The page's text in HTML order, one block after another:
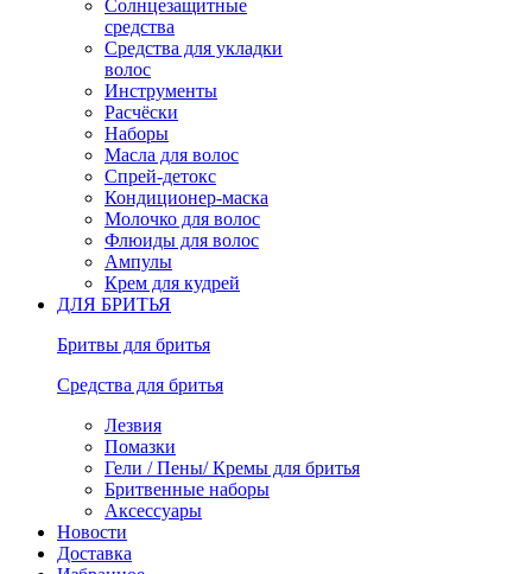
Солнцезащитные
средства
Средства для укладки
волос
Инструменты
Расчёски
Наборы
Масла для волос
Спрей-детокс
Кондиционер-маска
Молочко для волос
Флюиды для волос
Ампулы
Крем для кудрей
ДЛЯ БРИТЬЯ
Бритвы для бритья
Средства для бритья
Лезвия
Помазки
Гели / Пены/ Кремы для бритья
Бритвенные наборы
Аксессуары
Новости
Доставка